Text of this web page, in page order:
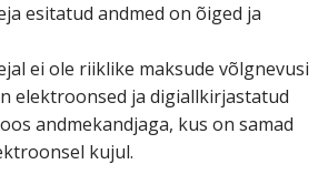
esitatud andmed on õiged ja
ei ole riiklike maksude võlgnevusi
elektroonsed ja digiallkirjastatud
andmekandjaga, kus on samad
kujul.